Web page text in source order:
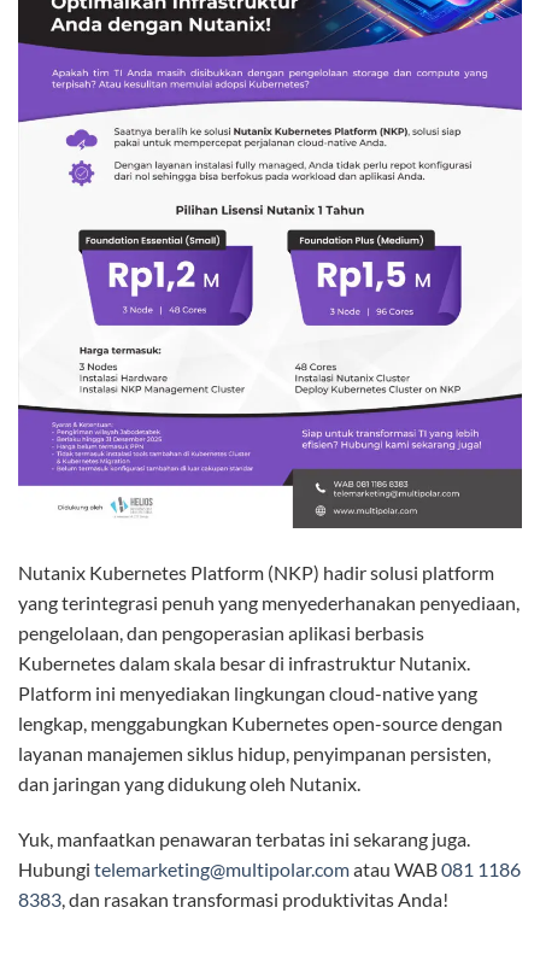
Nutanix Kubernetes Platform (NKP) hadir solusi platform
yang terintegrasi penuh yang menyederhanakan penyediaan,
pengelolaan, dan pengoperasian aplikasi berbasis
Kubernetes dalam skala besar di infrastruktur Nutanix.
Platform ini menyediakan lingkungan cloud-native yang
lengkap, menggabungkan Kubernetes open-source dengan
layanan manajemen siklus hidup, penyimpanan persisten,
dan jaringan yang didukung oleh Nutanix.
Yuk, manfaatkan penawaran terbatas ini sekarang juga.
Hubungi telemarketing@multipolar.comatau WAB081 1186
8383 , dan rasakan transformasi produktivitas Anda!